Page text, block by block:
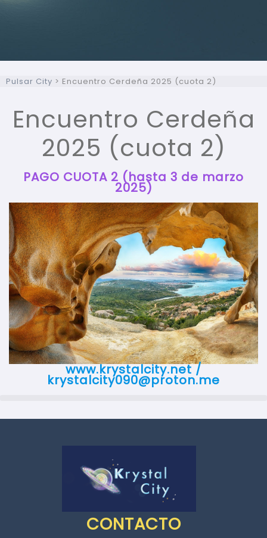
Pulsar City > Encuentro Cerdeña 2025 (cuota 2)
Encuentro Cerdeña
2025 (cuota 2)
PAGO CUOTA 2 (hasta 3 de marzo
2025)
www.krystalcity.net /
krystalcity090@proton.me
CONTACTO